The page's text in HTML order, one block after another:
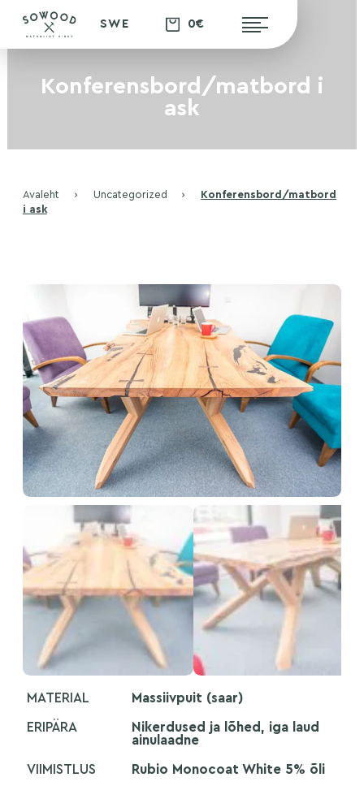
SWE 0€
Konferensbord/matbord i
ask
Avaleht › Uncategorized ›
Konferensbord/matbord
i ask
MATERIAL Massiivpuit (saar)
ERIPÄRA
Nikerdused ja lõhed, iga laud
ainulaadne
VIIMISTLUS Rubio Monocoat White 5% õli